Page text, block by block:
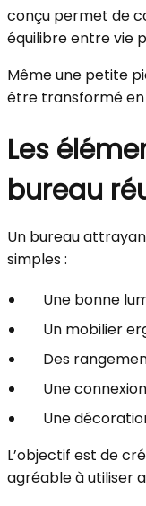
conçu permet de
équilibre entre vie
Même une petite
être transformé
Les
bureau
Un bureau
simples :
Une bonne
Un mobilier
Des
Une
Une
L’objectif est de
agréable à utiliser